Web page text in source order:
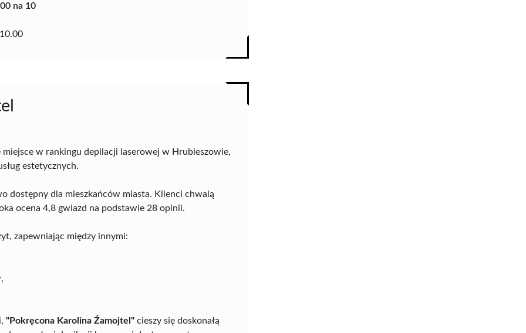
na 10
10.00
miejsce w rankingu depilacji laserowej w Hrubieszowie,
estetycznych.
dostępny dla mieszkańców miasta. Klienci chwalą
ocena 4,8 gwiazd na podstawie 28 opinii.
zapewniając między innymi:
"Pokręcona Karolina Źamojtel" cieszy się doskonałą